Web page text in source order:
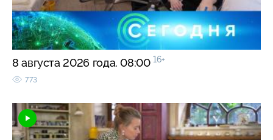
8 августа 2026 года. 08:00 16+
773